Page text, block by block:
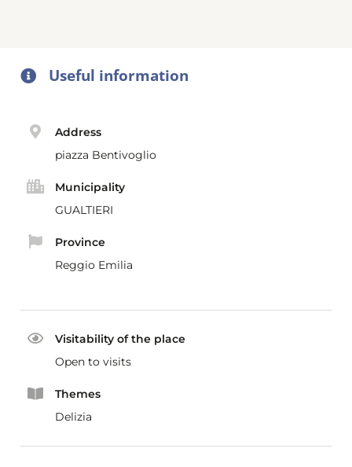
Useful information
Address
piazza Bentivoglio
Municipality
GUALTIERI
Province
Reggio Emilia
Visitability of the place
Open to visits
Themes
Delizia